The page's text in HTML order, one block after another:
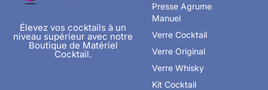
Élevez vos cocktails à un
niveau supérieur avec notre
Boutique de Matériel
Cocktail.
Presse Agrume
Manuel
Verre Cocktail
Verre Original
Verre Whisky
Kit Cocktail